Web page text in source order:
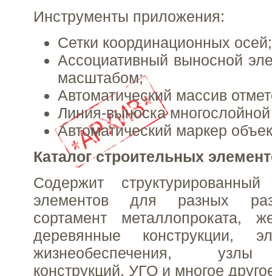
Инструменты приложения:
Сетки координационных осей;
Ассоциативный выносной
масштабом;
Автоматический массив
Линия-выноска многослойной
Автоматический маркер
Каталог строительных
Содержит
элементов для разных
сортамент металлопроката,
деревянные конструкции,
жизнеобеспечения, узлы
конструкций, УГО и многое